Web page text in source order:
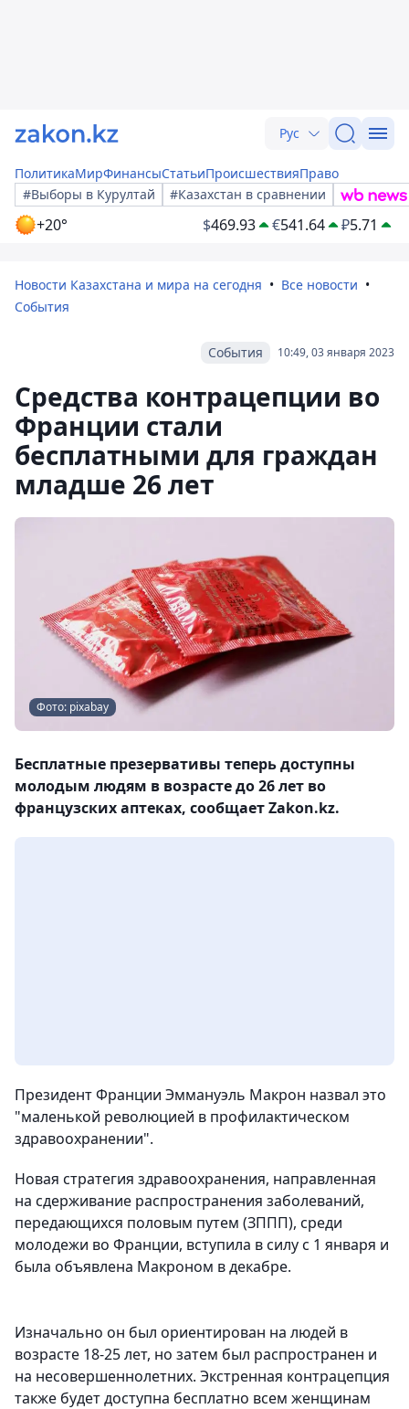
Рус
ПолитикаМирФинансыСтатьиПроисшествияПраво
#Выборы в Курултай
#Казахстан в сравнении
+20° $469.93 €541.64 ₽5.71
Новости Казахстана и мира на сегодня
Все новости
События
10:49, 03 января 2023
События
Средства контрацепции во
Франции стали
бесплатными для граждан
младше 26 лет
Фото: pixabay
Бесплатные презервативы теперь доступны
молодым людям в возрасте до 26 лет во
французских аптеках, сообщает Zakon.kz.
Президент Франции Эммануэль Макрон назвал это
"маленькой революцией в профилактическом
здравоохранении".
Новая стратегия здравоохранения, направленная
на сдерживание распространения заболеваний,
передающихся половым путем (ЗППП), среди
молодежи во Франции, вступила в силу с 1 января и
была объявлена Макроном в декабре.
Изначально он был ориентирован на людей в
возрасте 18-25 лет, но затем был распространен и
на несовершеннолетних. Экстренная контрацепция
также будет доступна бесплатно всем женщинам